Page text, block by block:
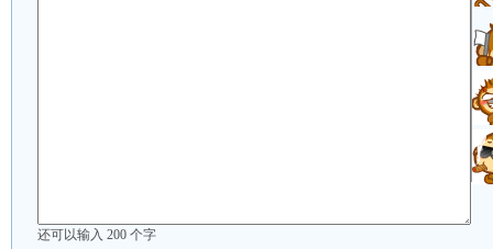
还可以输入 200 个字